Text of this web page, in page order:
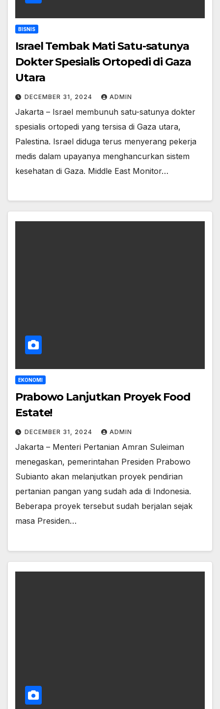
BISNIS
Israel Tembak Mati Satu-satunya
Dokter Spesialis Ortopedi di Gaza
Utara
DECEMBER 31, 2024 ADMIN
Jakarta – Israel membunuh satu-satunya dokter
spesialis ortopedi yang tersisa di Gaza utara,
Palestina. Israel diduga terus menyerang pekerja
medis dalam upayanya menghancurkan sistem
kesehatan di Gaza. Middle East Monitor…
EKONOMI
Prabowo Lanjutkan Proyek Food
Estate!
DECEMBER 31, 2024 ADMIN
Jakarta – Menteri Pertanian Amran Suleiman
menegaskan, pemerintahan Presiden Prabowo
Subianto akan melanjutkan proyek pendirian
pertanian pangan yang sudah ada di Indonesia.
Beberapa proyek tersebut sudah berjalan sejak
masa Presiden…